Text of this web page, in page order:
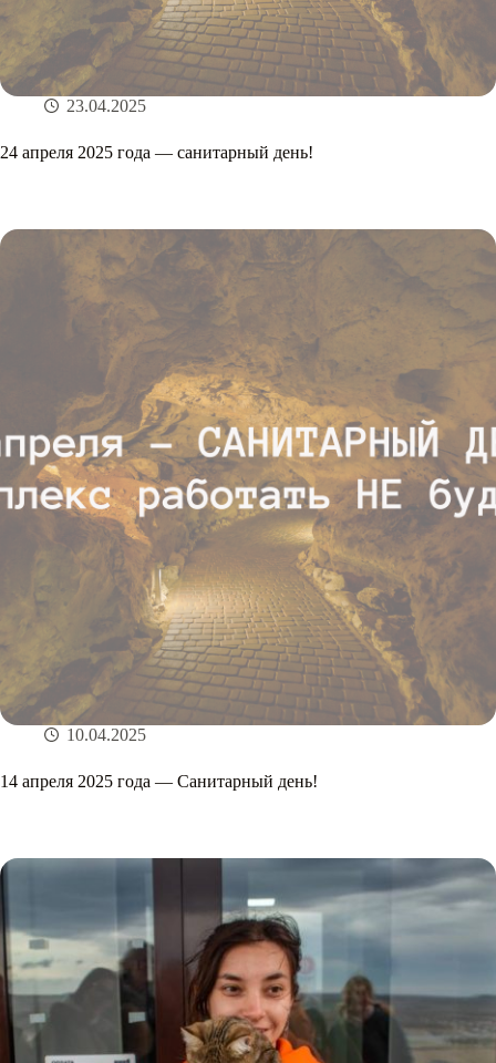
23.04.2025
24 апреля 2025 года — санитарный день!
10.04.2025
14 апреля 2025 года — Санитарный день!